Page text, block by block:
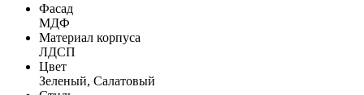
Фасад
МДФ
Материал корпуса
ЛДСП
Цвет
Зеленый, Салатовый